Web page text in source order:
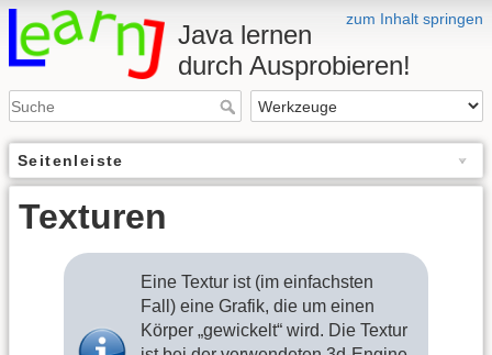
zum Inhalt springen
Java lernen
durch Ausprobieren!
Seitenleiste
Texturen
Eine Textur ist (im einfachsten
Fall) eine Grafik, die um einen
Körper „gewickelt“ wird. Die Textur